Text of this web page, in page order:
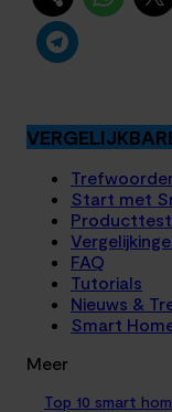
Start met
FAQ
Tutorials
Nieuws &
Smart
Meer
Top 10 smart